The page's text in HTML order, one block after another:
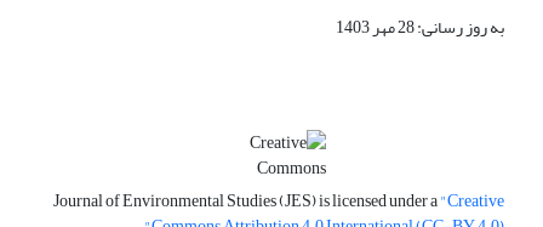
به روز رسانی: 28 مهر 1403
Journal of Environmental Studies (JES) is licensed under a"Creative